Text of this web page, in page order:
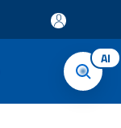
AI